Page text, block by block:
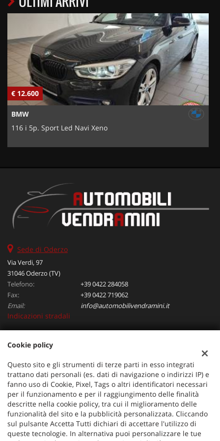
€ 12.600
BMW
116 i 5p. Sport Led Navi Xeno
Sede di Oderzo
Via Verdi, 97
31046 Oderzo (TV)
Telefono:
+39 0422 284058
Fax:
+39 0422 719062
Email:
info@automobilivendramini.it
Indicazioni stradali
Dati fiscali:
Automobili Vendramini srl
Via Verdi, 97, Oderzo (TV)
C.F/P.IVA:04823130267
Registro delle imprese:TV
Cookie policy
Questo sito e gli strumenti di terze parti in esso integrati
trattano dati personali (es. dati di navigazione o indirizzi IP) e
fanno uso di Cookie, Pixel, Tags o altri identificatori necessari
per il funzionamento e per il raggiungimento delle finalità
descritte nella cookie policy, tra cui il miglioramento delle
funzionalità del sito e la pubblicità personalizzata. Cliccando
sul pulsante Accetta Tutti dichiari di accettare l'utilizzo di
queste tecnologie. In alternativa puoi personalizzare le tue